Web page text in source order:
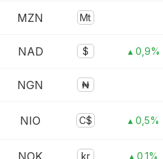
MZN Mt
NAD $ ▴ 0,9%
NGN ₦
NIO C$ ▴ 0,5%
NOK kr ▴ 0,1%